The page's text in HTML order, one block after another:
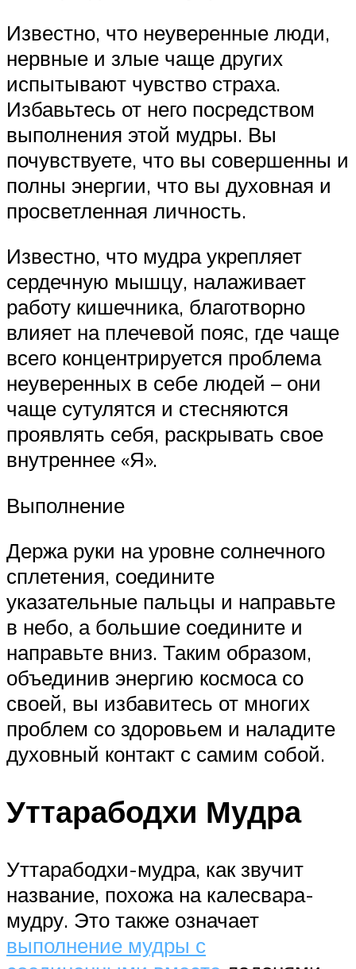
Известно, что неуверенные люди,
нервные и злые чаще других
испытывают чувство страха.
Избавьтесь от него посредством
выполнения этой мудры. Вы
почувствуете, что вы совершенны и
полны энергии, что вы духовная и
просветленная личность.
Известно, что мудра укрепляет
сердечную мышцу, налаживает
работу кишечника, благотворно
влияет на плечевой пояс, где чаще
всего концентрируется проблема
неуверенных в себе людей – они
чаще сутулятся и стесняются
проявлять себя, раскрывать свое
внутреннее «Я».
Выполнение
Держа руки на уровне солнечного
сплетения, соедините
указательные пальцы и направьте
в небо, а большие соедините и
направьте вниз. Таким образом,
объединив энергию космоса со
своей, вы избавитесь от многих
проблем со здоровьем и наладите
духовный контакт с самим собой.
Уттарабодхи Мудра
Уттарабодхи-мудра, как звучит
название, похожа на калесвара-
мудру. Это также означает
выполнение мудры с